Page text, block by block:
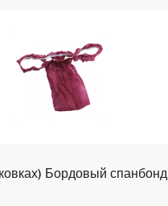
Бордовый спанбонд